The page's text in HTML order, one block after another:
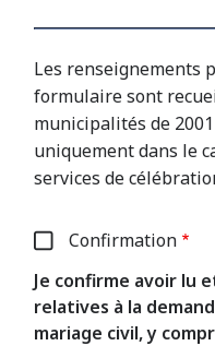
Les renseignements
formulaire sont
municipalités de
uniquement dans le
services de
Confirmation
Je confirme avoir lu
relatives à la
mariage civil, y